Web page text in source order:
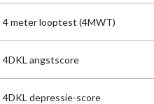
4 meter looptest (4MWT)
4DKL angstscore
4DKL depressie-score